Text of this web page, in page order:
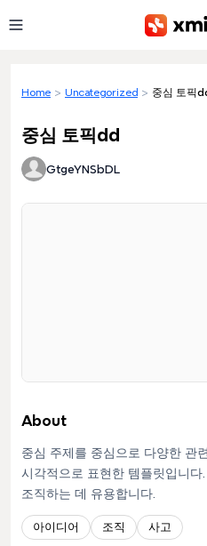
Home > Uncategorized > 중심 토픽
중심 토픽dd
GtgeYNSbDL
About
중심 주제를 중심으로 다양한 관
시각적으로 표현한 템플릿입니
조직하는 데 유용합니다.
아이디어 조직 사고